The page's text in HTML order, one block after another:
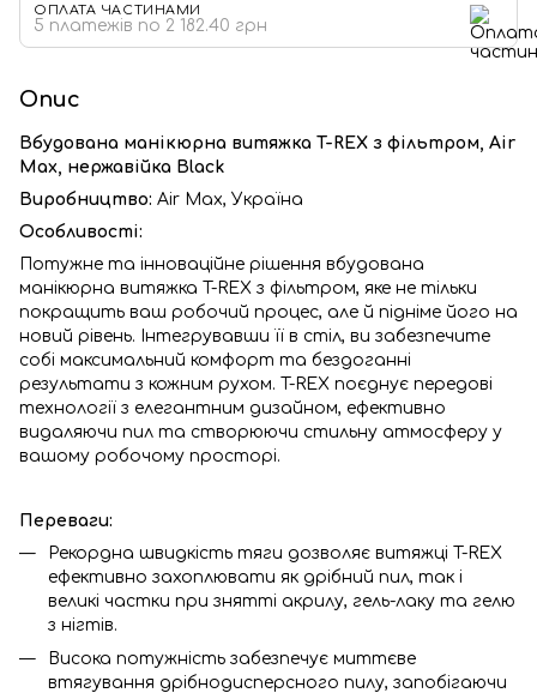
ОПЛАТА ЧАСТИНАМИ
5 платежів по 2 182.40 грн
Опис
Вбудована манікюрна витяжка T-REX з фільтром, Air
Max, нержавійка Black
Виробництво: Air Max, Україна
Особливості:
Потужне та інноваційне рішення вбудована
манікюрна витяжка T-REX з фільтром, яке не тільки
покращить ваш робочий процес, але й підніме його на
новий рівень. Інтегрувавши її в стіл, ви забезпечите
собі максимальний комфорт та бездоганні
результати з кожним рухом. T-REX поєднує передові
технології з елегантним дизайном, ефективно
видаляючи пил та створюючи стильну атмосферу у
вашому робочому просторі.
Переваги:
Рекордна швидкість тяги дозволяє витяжці T-REX
ефективно захоплювати як дрібний пил, так і
великі частки при знятті акрилу, гель-лаку та гелю
з нігтів.
Висока потужність забезпечує миттєве
втягування дрібнодисперсного пилу, запобігаючи